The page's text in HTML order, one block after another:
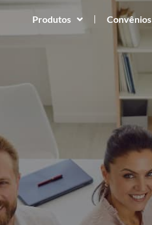
Produtos Convênios